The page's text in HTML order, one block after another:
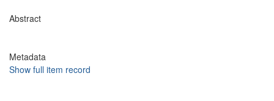
Abstract
Metadata
Show full item record